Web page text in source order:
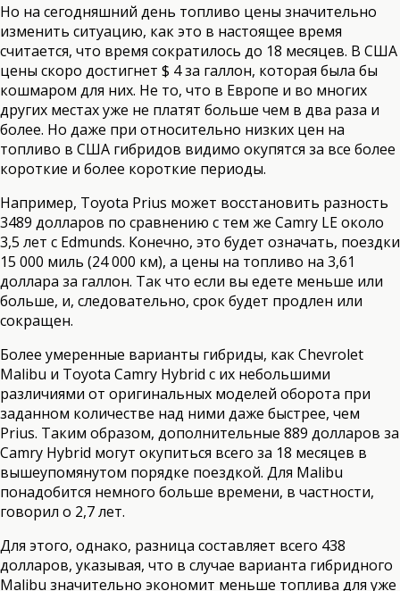
Но на сегодняшний день топливо цены значительно
изменить ситуацию, как это в настоящее время
считается, что время сократилось до 18 месяцев. В США
цены скоро достигнет $ 4 за галлон, которая была бы
кошмаром для них. Не то, что в Европе и во многих
других местах уже не платят больше чем в два раза и
более. Но даже при относительно низких цен на
топливо в США гибридов видимо окупятся за все более
короткие и более короткие периоды.
Например, Toyota Prius может восстановить разность
3489 долларов по сравнению с тем же Camry LE около
3,5 лет с Edmunds. Конечно, это будет означать, поездки
15 000 миль (24 000 км), а цены на топливо на 3,61
доллара за галлон. Так что если вы едете меньше или
больше, и, следовательно, срок будет продлен или
сокращен.
Более умеренные варианты гибриды, как Chevrolet
Malibu и Toyota Camry Hybrid с их небольшими
различиями от оригинальных моделей оборота при
заданном количестве над ними даже быстрее, чем
Prius. Таким образом, дополнительные 889 долларов за
Camry Hybrid могут окупиться всего за 18 месяцев в
вышеупомянутом порядке поездкой. Для Malibu
понадобится немного больше времени, в частности,
говорил о 2,7 лет.
Для этого, однако, разница составляет всего 438
долларов, указывая, что в случае варианта гибридного
Malibu значительно экономит меньше топлива для уже